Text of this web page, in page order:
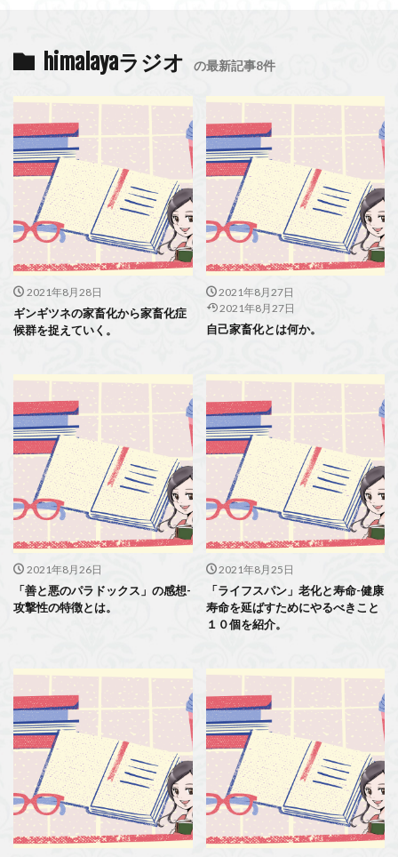
himalayaラジオ の最新記事8件
2021年8月28日
ギンギツネの家畜化から家畜化症
候群を捉えていく。
2021年8月27日
2021年8月27日
自己家畜化とは何か。
2021年8月26日
「善と悪のパラドックス」の感想-
攻撃性の特徴とは。
2021年8月25日
「ライフスパン」老化と寿命-健康
寿命を延ばすためにやるべきこと
１０個を紹介。